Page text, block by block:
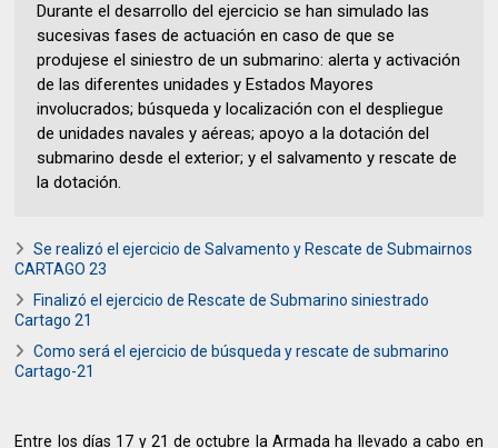
Durante el desarrollo del ejercicio se han simulado las
sucesivas fases de actuación en caso de que se
produjese el siniestro de un submarino: alerta y activación
de las diferentes unidades y Estados Mayores
involucrados; búsqueda y localización con el despliegue
de unidades navales y aéreas; apoyo a la dotación del
submarino desde el exterior; y el salvamento y rescate de
la dotación.
Se realizó el ejercicio de Salvamento y Rescate de Submairnos
CARTAGO 23
Finalizó el ejercicio de Rescate de Submarino siniestrado
Cartago 21
Como será el ejercicio de búsqueda y rescate de submarino
Cartago-21
Entre los días 17 y 21 de octubre la Armada ha llevado a cabo en